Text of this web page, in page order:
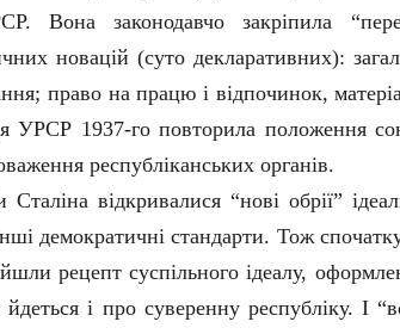
Вона законодавчо закріпила
новацій (суто декларативних):
право на працю і відпочинок,
УРСР 1937-го повторила положення
республіканських органів.
відкривалися “нові обрії”
демократичні стандарти. Тож
рецепт суспільного ідеалу,
і про суверенну республіку. І